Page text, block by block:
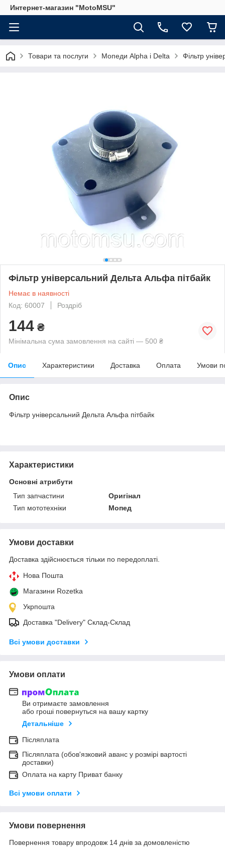
Интернет-магазин "MotoMSU"
Товари та послуги Мопеди Alpha і Delta Фільтр
Фільтр універсальний Дельта Альфа пітбайк
Немає в наявності
Код: 60007
Роздріб
144 ₴
Мінімальна сума замовлення на сайті — 500 ₴
Опис Характеристики Доставка Оплата Умови
Опис
Фільтр універсальний Дельта Альфа пітбайк
Характеристики
Основні атрибути
Тип запчастини
Оригінал
Тип мототехніки
Мопед
Умови доставки
Доставка здійснюється тільки по передоплаті.
Нова Пошта
Магазини Rozetka
Укрпошта
Доставка "Delivery" Склад-Склад
Всі умови доставки
Умови оплати
Ви отримаєте замовлення
або гроші повернуться на вашу картку
Детальніше
Післяплата
Післяплата (обов'язковий аванс у розмірі вартості
доставки)
Оплата на карту Приват банку
Всі умови оплати
Умови повернення
Повернення товару впродовж 14 днів за домовленістю